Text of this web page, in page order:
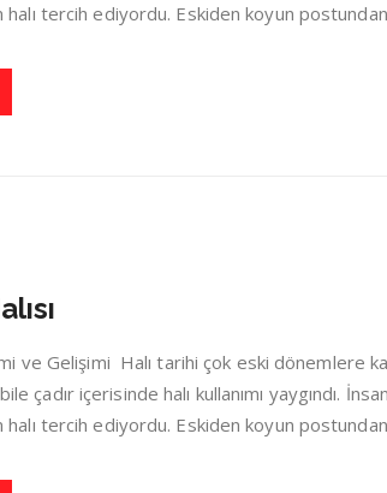
tercih ediyordu. Eskiden koyun
ve Gelişimi Halı tarihi çok eski dönemlere
çadır içerisinde halı kullanımı yaygındı.
tercih ediyordu. Eskiden koyun